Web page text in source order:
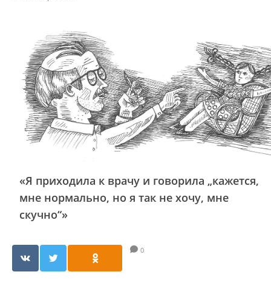
«Я приходила к врачу и говорила „кажется,
мне нормально, но я так не хочу, мне
скучно“»
0